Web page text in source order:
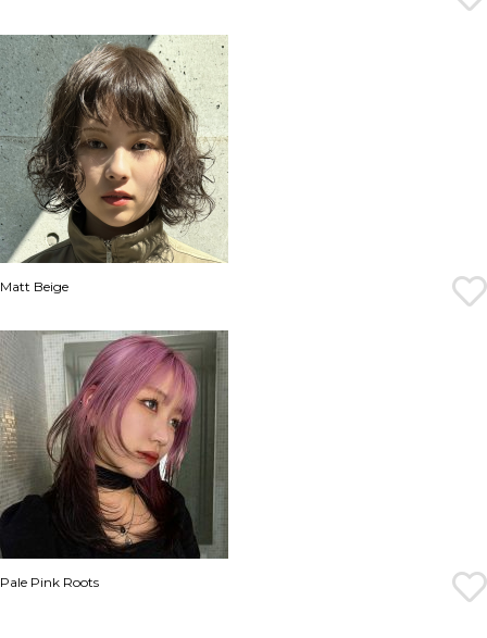
Matt Beige
Pale Pink Roots